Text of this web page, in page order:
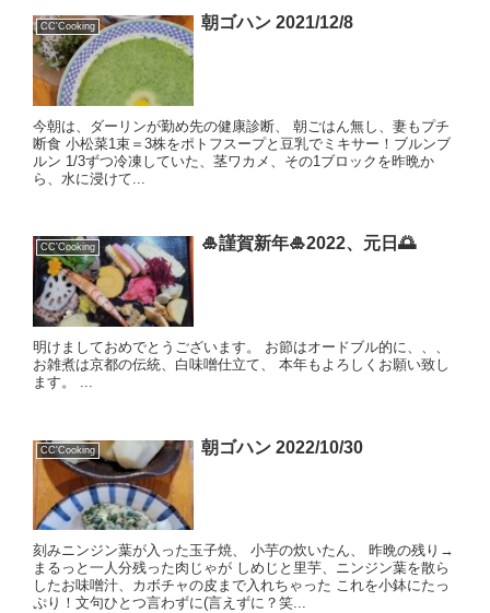
CC'Cooking 朝ゴハン 2021/12/8
今朝は、ダーリンが勤め先の健康診断、 朝ごはん無し、妻もプチ
断食 小松菜1束＝3株をポトフスープと豆乳でミキサー！ブルンブ
ルン 1/3ずつ冷凍していた、茎ワカメ、その1ブロックを昨晩か
ら、水に浸けて...
CC'Cooking 🎍謹賀新年🎍2022、元日🌅
明けましておめでとうございます。 お節はオードブル的に、、、
お雑煮は京都の伝統、白味噌仕立て、 本年もよろしくお願い致し
ます。 ...
CC'Cooking 朝ゴハン 2022/10/30
刻みニンジン葉が入った玉子焼、 小芋の炊いたん、 昨晩の残り→
まるっと一人分残った肉じゃが しめじと里芋、ニンジン葉を散ら
したお味噌汁、カボチャの皮まで入れちゃった これを小鉢にたっ
ぷり！文句ひとつ言わずに(言えずに？笑...